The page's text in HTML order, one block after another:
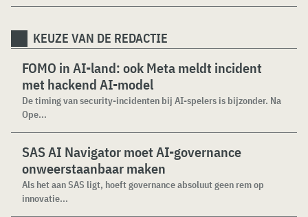
KEUZE VAN DE REDACTIE
FOMO in AI-land: ook Meta meldt incident
met hackend AI-model
De timing van security-incidenten bij AI-spelers is bijzonder. Na
Ope...
SAS AI Navigator moet AI-governance
onweerstaanbaar maken
Als het aan SAS ligt, hoeft governance absoluut geen rem op
innovatie...